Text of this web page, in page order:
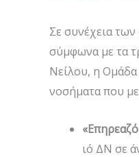
Σε συνέχεια
σύμφωνα με τα
Νείλου, η Ομάδα
νοσήματα που
ιό ΔΝ σε